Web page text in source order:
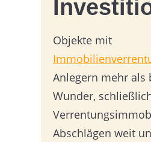
Objekte mit
Anlegern mehr als
Wunder,
Abschlägen weit